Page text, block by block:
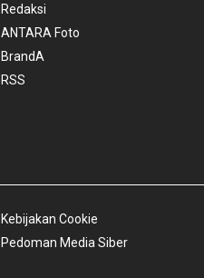
Redaksi
ANTARA Foto
BrandA
RSS
Kebijakan Cookie
Pedoman Media Siber